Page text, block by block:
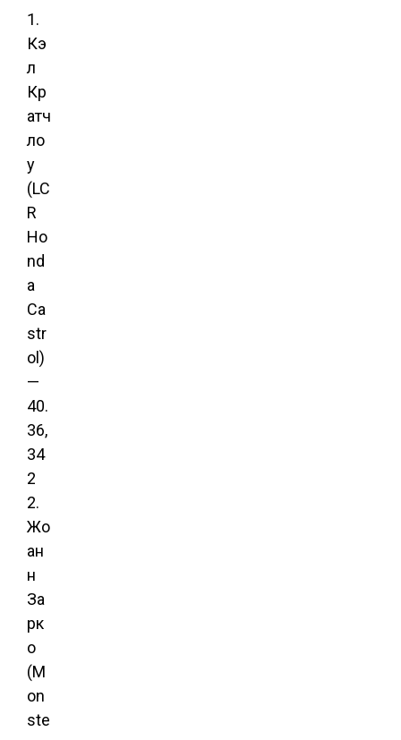
1.
Кэ
л
Кр
атч
ло
у
(LC
R
Ho
nd
a
Ca
str
ol)
—
40.
36,
34
2
2.
Жо
ан
н
За
рк
о
(M
on
ste